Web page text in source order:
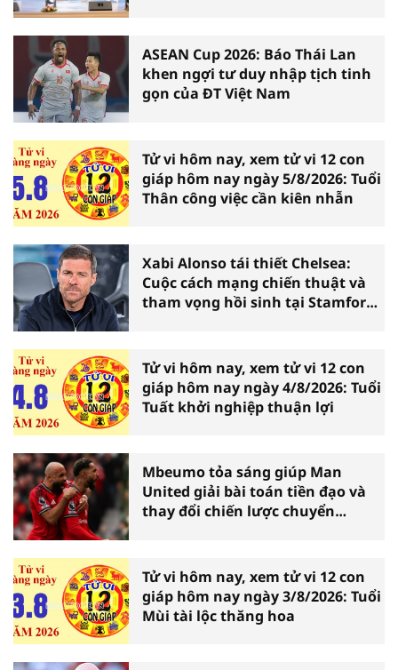
ASEAN Cup 2026: Báo Thái Lan
khen ngợi tư duy nhập tịch tinh
gọn của ĐT Việt Nam
Tử vi hôm nay, xem tử vi 12 con
giáp hôm nay ngày 5/8/2026: Tuổi
Thân công việc cần kiên nhẫn
Xabi Alonso tái thiết Chelsea:
Cuộc cách mạng chiến thuật và
tham vọng hồi sinh tại Stamford
Tử vi hôm nay, xem tử vi 12 con
giáp hôm nay ngày 4/8/2026: Tuổi
Tuất khởi nghiệp thuận lợi
Mbeumo tỏa sáng giúp Man
United giải bài toán tiền đạo và
thay đổi chiến lược chuyển
Tử vi hôm nay, xem tử vi 12 con
giáp hôm nay ngày 3/8/2026: Tuổi
Mùi tài lộc thăng hoa